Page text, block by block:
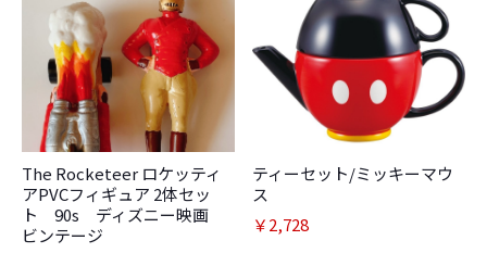
The Rocketeer ロケッティ
アPVCフィギュア 2体セッ
ト 90s ディズニー映画
ビンテージ
ティーセット/ミッキーマウ
ス
￥2,728